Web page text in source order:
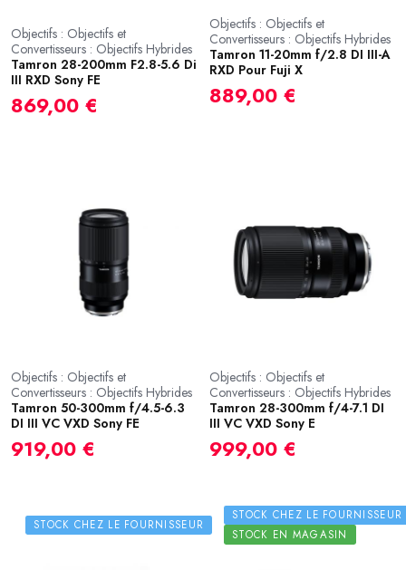
Objectifs : Objectifs et
Convertisseurs : Objectifs Hybrides
Tamron 28-200mm F2.8-5.6 Di
III RXD Sony FE
869,00 €
Objectifs : Objectifs et
Convertisseurs : Objectifs Hybrides
Tamron 11-20mm f/2.8 DI III-A
RXD Pour Fuji X
889,00 €
Objectifs : Objectifs et
Convertisseurs : Objectifs Hybrides
Tamron 50-300mm f/4.5-6.3
DI III VC VXD Sony FE
919,00 €
Objectifs : Objectifs et
Convertisseurs : Objectifs Hybrides
Tamron 28-300mm f/4-7.1 DI
III VC VXD Sony E
999,00 €
STOCK CHEZ LE FOURNISSEUR
STOCK CHEZ LE FOURNISSEUR
STOCK EN MAGASIN